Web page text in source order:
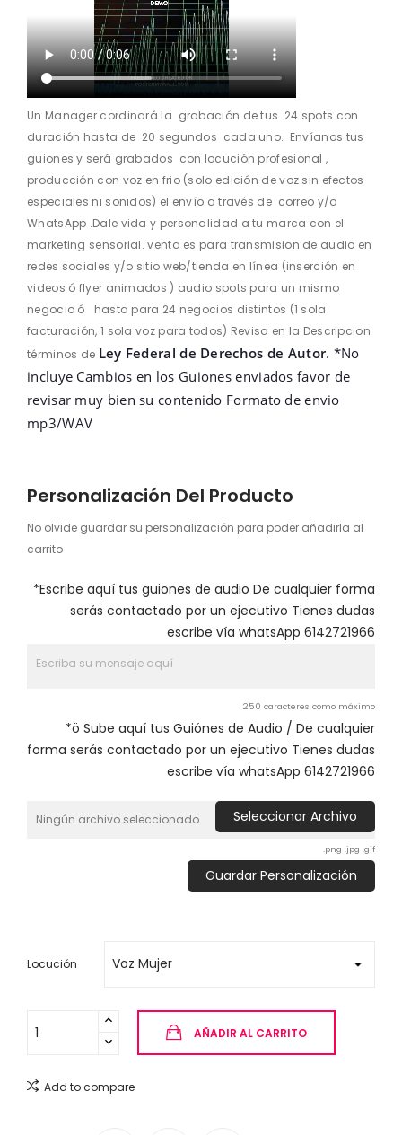
Un Manager cordinará la grabación de tus 24 spots con
duración hasta de 20 segundos cada uno. Envíanos tus
guiones y será grabados con locución profesional ,
producción con voz en frio (solo edición de voz sin efectos
especiales ni sonidos) el envío a través de correo y/o
WhatsApp .Dale vida y personalidad a tu marca con el
marketing sensorial. venta es para transmision de audio en
redes sociales y/o sitio web/tienda en línea (inserción en
videos ó flyer animados ) audio spots para un mismo
negocio ó hasta para 24 negocios distintos (1 sola
facturación, 1 sola voz para todos) Revisa en la Descripcion
términos de Ley Federal de Derechos de Autor. *No
incluye Cambios en los Guiones enviados favor de
revisar muy bien su contenido Formato de envio
mp3/WAV
Personalización Del Producto
No olvide guardar su personalización para poder añadirla al
carrito
*Escribe aquí tus guiones de audio De cualquier forma
serás contactado por un ejecutivo Tienes dudas
escribe vía whatsApp 6142721966
250 caracteres como máximo
*ö Sube aquí tus Guiónes de Audio / De cualquier
forma serás contactado por un ejecutivo Tienes dudas
escribe vía whatsApp 6142721966
Ningún archivo seleccionado Seleccionar Archivo
.png .jpg .gif
Guardar Personalización
Locución
AÑADIR AL CARRITO
Add to compare